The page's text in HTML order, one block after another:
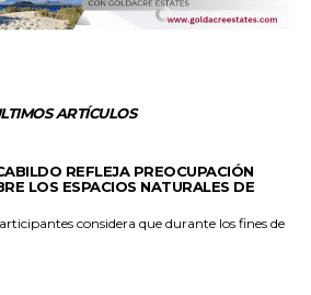
ARTÍCULOS
REFLEJA PREOCUPACIÓN
LOS ESPACIOS NATURALES DE
considera que durante los fines de